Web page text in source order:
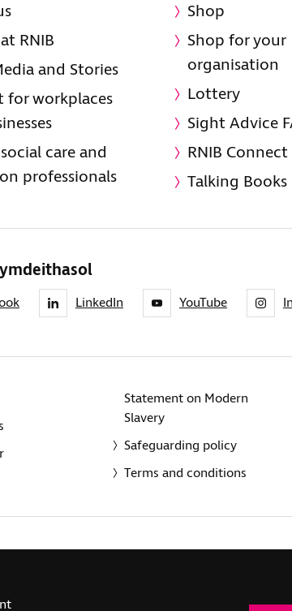
RNIB
and Stories
for workplaces
care and
professionals
Shop
Shop for your
organisation
Lottery
Sight Advice
RNIB
Talking Books
LinkedIn YouTube
Statement on Modern
Slavery
Safeguarding policy
Terms and conditions
Registered office: The Grimaldi Building, 154a